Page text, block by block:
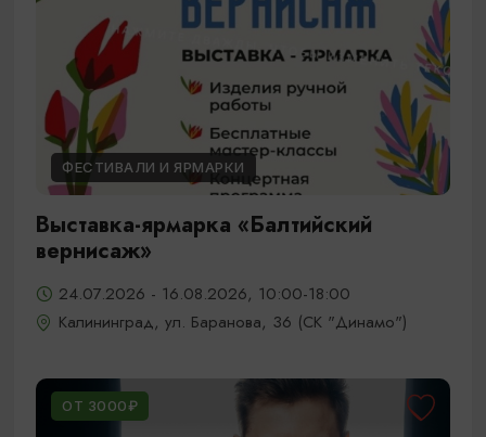
ФЕСТИВАЛИ И ЯРМАРКИ
Выставка-ярмарка «Балтийский
вернисаж»
24.07.2026 - 16.08.2026, 10:00-18:00
Калининград, ул. Баранова, 36 (СК "Динамо")
ОТ 3000₽